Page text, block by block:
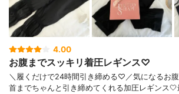
4.00
お腹までスッキリ着圧レギンス♡
＼履くだけで24時間引き締める♡／気になるお
首までちゃんと引き締めてくれる加圧レギンス